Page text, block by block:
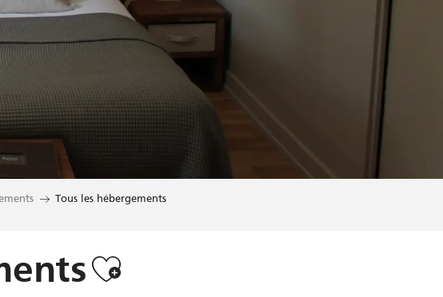
Tous les hébergements
Ajouter aux favoris